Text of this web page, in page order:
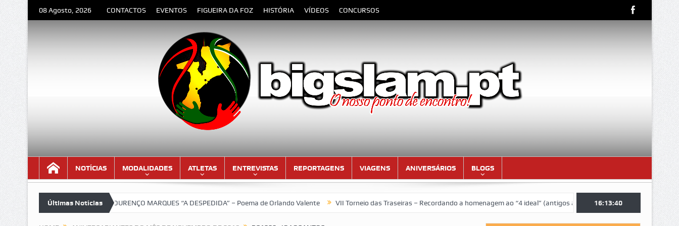
08 Agosto, 2026 CONTACTOS EVENTOS FIGUEIRA DA FOZ HISTÓRIA VÍDEOS CONCURSOS
NOTÍCIAS MODALIDADES ATLETAS ENTREVISTAS REPORTAGENS VIAGENS ANIVERSÁRIOS BLOGS
Últimas Notícias
versão lindíssima!!! LOURENÇO MARQUES “A DESPEDIDA” – Poema de Orlando Valente VII Torneio das Traseiras – Recordando a homenagem ao “4 ideal” (antigos atletas “moçambicanos” do GCF da
16:13:41